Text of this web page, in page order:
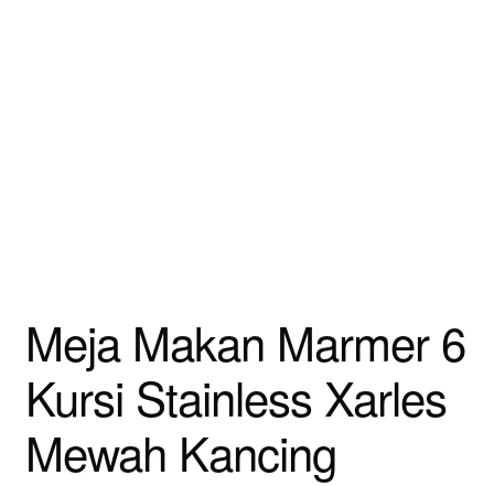
Meja Makan Marmer 6
Kursi Stainless Xarles
Mewah Kancing